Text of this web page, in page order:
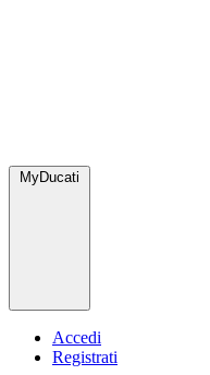
MyDucati
Accedi
Registrati